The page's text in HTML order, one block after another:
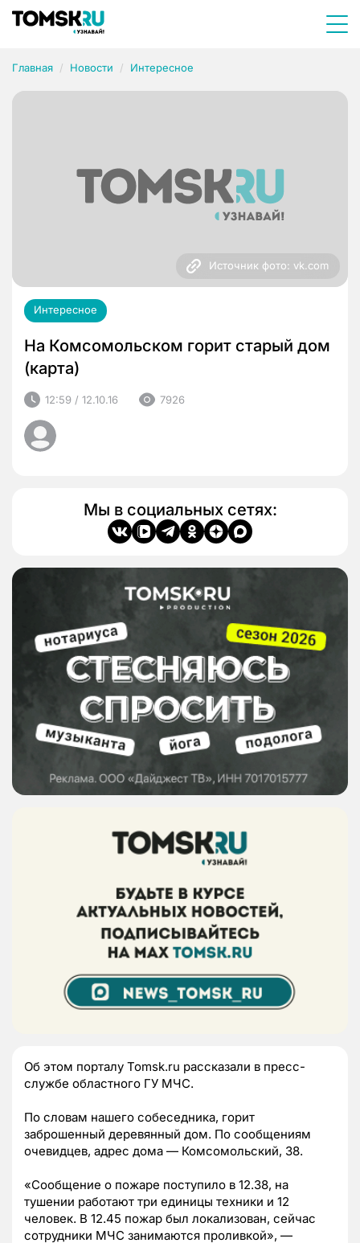
Главная Новости Интересное
Источник фото: vk.com
Интересное
На Комсомольском горит старый дом
(карта)
12:59 / 12.10.16 7926
Мы в социальных сетях:
Об этом порталу Tomsk.ru рассказали в пресс-
службе областного ГУ МЧС.
По словам нашего собеседника, горит
заброшенный деревянный дом. По сообщениям
очевидцев, адрес дома — Комсомольский, 38.
«Сообщение о пожаре поступило в 12.38, на
тушении работают три единицы техники и 12
человек. В 12.45 пожар был локализован, сейчас
сотрудники МЧС занимаются проливкой», —